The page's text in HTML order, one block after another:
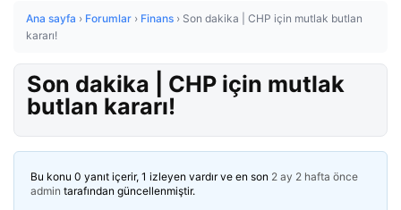
Ana sayfa › Forumlar › Finans › Son dakika | CHP için mutlak butlan
kararı!
Son dakika | CHP için mutlak
butlan kararı!
Bu konu 0 yanıt içerir, 1 izleyen vardır ve en son 2 ay 2 hafta önce
admin tarafından güncellenmiştir.